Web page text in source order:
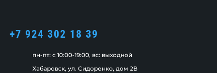
+7 924 302 18 39
пн-пт: c 10:00-19:00, вс: выходной
Хабаровск, ул. Сидоренко, дом 2В